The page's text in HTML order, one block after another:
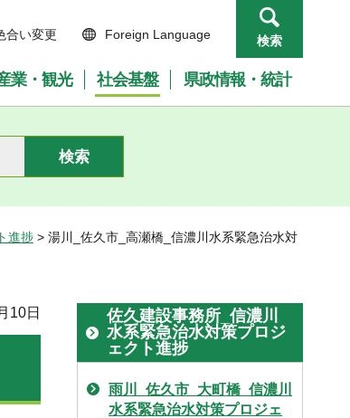
合い変更 Foreign Language 検索
業・観光 社会基盤 県政情報・統計
進捗 > 湯川_佐久市_高瀬橋_信濃川水系緊急治水対
10日
佐久建設事務所_信濃川
水系緊急治水対策プロジ
ェクト進捗
雨川_佐久市_大町橋_信濃川
水系緊急治水対策プロジェ